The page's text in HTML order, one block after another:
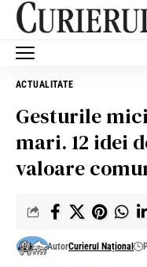
ACTUALITATE
Gesturile
mari. 12 idei
valoare
AutorCurierul Național